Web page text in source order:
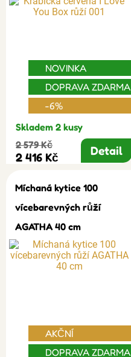
NOVINKA
DOPRAVA ZDARMA
-6%
Skladem 2 kusy
2 579 Kč
2 416 Kč Detail
Míchaná kytice 100
vícebarevných růží
AGATHA 40 cm
AKČNÍ
DOPRAVA ZDARMA